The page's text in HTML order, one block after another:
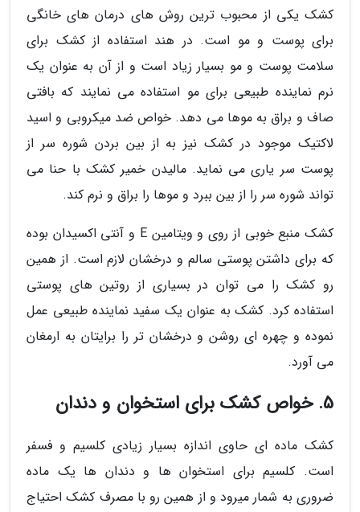
کشک یکی از محبوب ترین روش های درمان های خانگی
برای پوست و مو است. در هند استفاده از کشک برای
سلامت پوست و مو بسیار زیاد است و از آن به عنوان یک
نرم نماینده طبیعی برای مو استفاده می نمایند که بافتی
صاف و براق به موها می دهد. خواص ضد میکروبی و اسید
لاکتیک موجود در کشک نیز به از بین بردن شوره سر از
پوست سر یاری می نماید. مالیدن خمیر کشک با حنا می
تواند شوره سر را از بین ببرد و موها را براق و نرم کند.
کشک منبع خوبی از روی و ویتامین E و آنتی اکسیدان بوده
که برای داشتن پوستی سالم و درخشان لازم است. از همین
رو کشک را می توان در بسیاری از روتین های پوستی
استفاده کرد. کشک به عنوان یک سفید نماینده طبیعی عمل
نموده و چهره ای روشن و درخشان تر را برایتان به ارمغان
می آورد.
5. خواص کشک برای استخوان و دندان
کشک ماده ای حاوی اندازه بسیار زیادی کلسیم و فسفر
است. کلسیم برای استخوان ها و دندان ها یک ماده
ضروری به شمار میرود و از همین رو با مصرف کشک احتیاج